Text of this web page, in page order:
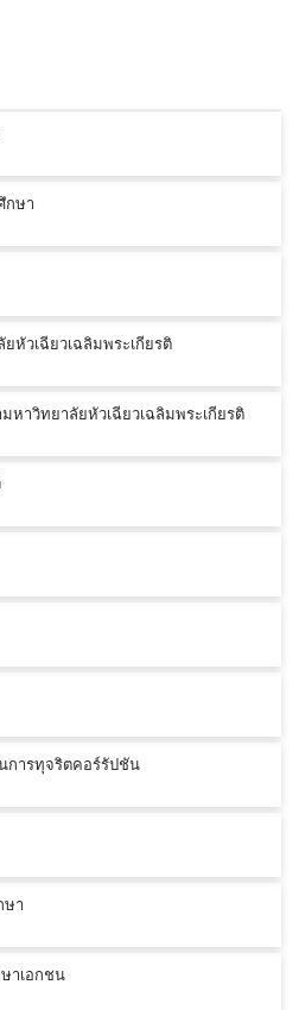
กษา
หัวเฉียวเฉลิมพระเกียรติ
หาวิทยาลัยหัวเฉียวเฉลิมพระเกียรติ
การทุจริตคอร์รัปชัน
ษา
าเอกชน